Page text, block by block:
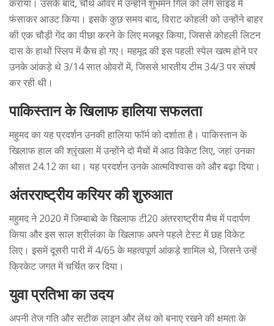
कराया। उसके बाद, चौथे ओवर में उन्होंने शुभमन गिल को लेग साइड में
फंसाकर आउट किया। इसके कुछ समय बाद, विराट कोहली को उन्होंने बाहर
की एक चौड़ी गेंद का पीछा करने के लिए मजबूर किया, जिससे कोहली लिटन
दास के हाथों स्लिप में कैच हो गए। महमूद की इस पहली स्पेल खत्म होने पर
उनके आंकड़े थे 3/14 सात ओवरों में, जिससे भारतीय टीम 34/3 पर संघर्ष
कर रही थी।
पाकिस्तान के खिलाफ हालिया सफलता
महुमद का यह प्रदर्शन उनकी हालिया फॉर्म को दर्शाता है। पाकिस्तान के
खिलाफ हाल की श्रृंखला में उन्होंने दो मैचों में आठ विकेट लिए, जहां उनका
औसत 24.12 का था। यह प्रदर्शन उनके आत्मविश्वास को और बढ़ा दिया।
अंतरराष्ट्रीय करियर की शुरुआत
महुमद ने 2020 में जिम्बाब्वे के खिलाफ टी20 अंतरराष्ट्रीय मैच में पदार्पण
किया और इस साल श्रीलंका के खिलाफ अपने पहले टेस्ट में छह विकेट
लिए। इसमें दूसरी पारी में 4/65 के महत्वपूर्ण आंकड़े शामिल थे, जिसने उन्हें
क्रिकेट जगत में चर्चित कर दिया।
युवा प्रतिभा का उदय
अपनी तेज गति और सटीक लाइन और लेंथ को बनाए रखने की क्षमता के